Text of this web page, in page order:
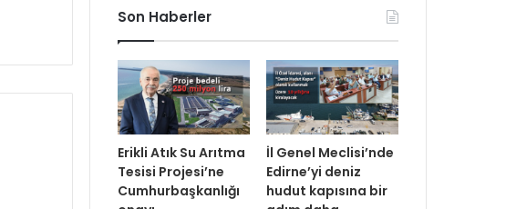
Son Haberler
Erikli Atık Su Arıtma
Tesisi Projesi’ne
Cumhurbaşkanlığı
İl Genel Meclisi’nde
Edirne’yi deniz
hudut kapısına bir